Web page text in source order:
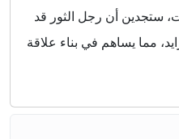
ستجدين أن رجل الثور قد
مما يساهم في بناء علاقة